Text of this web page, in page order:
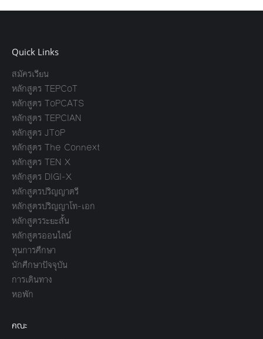
Quick Links
สมัครเรียน
หลักสูตร TEPCoT
หลักสูตร ToPCATS
หลักสูตร TEPCIAN
หลักสูตร JToP
หลักสูตร The Connext
หลักสูตร TEN X
หลักสูตร DIGI-X
หลักสูตรปริญญาตรี
หลักสูตรปริญญาโท-เอก
หลักสูตรระยะสั้น
หลักสูตรออนไลน์
ทุนการศึกษา
นักศึกษาปัจจุบัน
การเดินทาง
หอพัก
คณะ